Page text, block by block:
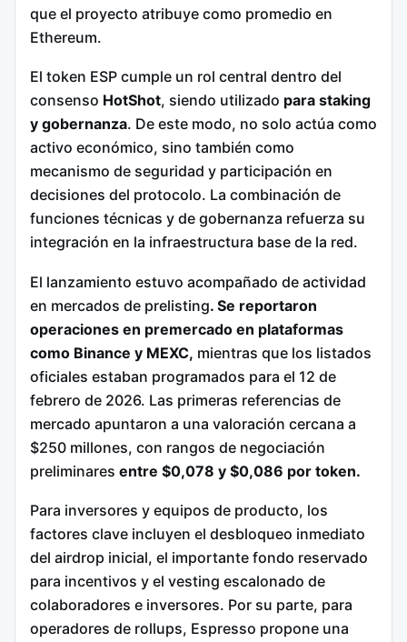
que el proyecto atribuye como promedio en
Ethereum.
El token ESP cumple un rol central dentro del
consenso HotShot, siendo utilizado para staking
y gobernanza. De este modo, no solo actúa como
activo económico, sino también como
mecanismo de seguridad y participación en
decisiones del protocolo. La combinación de
funciones técnicas y de gobernanza refuerza su
integración en la infraestructura base de la red.
El lanzamiento estuvo acompañado de actividad
en mercados de prelisting. Se reportaron
operaciones en premercado en plataformas
como Binance y MEXC, mientras que los listados
oficiales estaban programados para el 12 de
febrero de 2026. Las primeras referencias de
mercado apuntaron a una valoración cercana a
$250 millones, con rangos de negociación
preliminares entre $0,078 y $0,086 por token.
Para inversores y equipos de producto, los
factores clave incluyen el desbloqueo inmediato
del airdrop inicial, el importante fondo reservado
para incentivos y el vesting escalonado de
colaboradores e inversores. Por su parte, para
operadores de rollups, Espresso propone una